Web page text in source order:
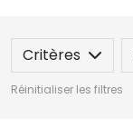
Critères
Réinitialiser les filtres